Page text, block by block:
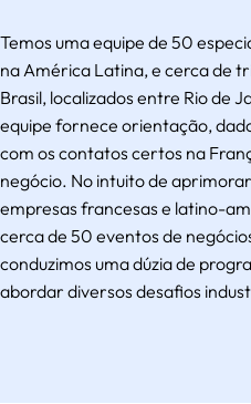
Temos uma equipe de 50
na América Latina, e cerca de
Brasil, localizados entre Rio de
equipe fornece orientação,
com os contatos certos na
negócio. No intuito de
empresas francesas e latino-
cerca de 50 eventos de
conduzimos uma dúzia de
abordar diversos desafios